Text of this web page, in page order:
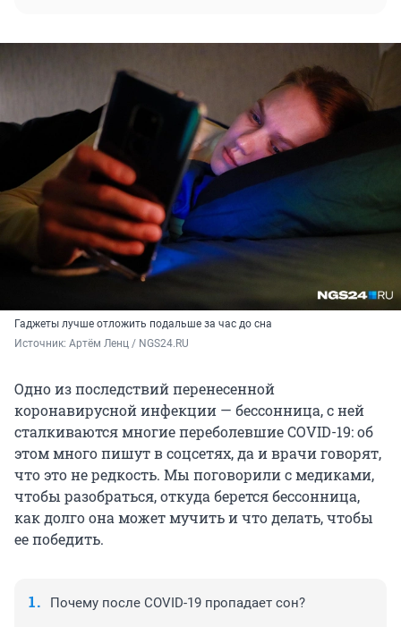
Гаджеты лучше отложить подальше за час до сна
Источник: Артём Ленц / NGS24.RU
Одно из последствий перенесенной
коронавирусной инфекции — бессонница, с ней
сталкиваются многие переболевшие COVID-19: об
этом много пишут в соцсетях, да и врачи говорят,
что это не редкость. Мы поговорили с медиками,
чтобы разобраться, откуда берется бессонница,
как долго она может мучить и что делать, чтобы
ее победить.
Почему после COVID-19 пропадает сон?